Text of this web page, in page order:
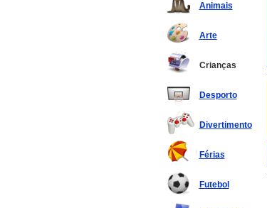
Animais
Arte
Crianças
Desporto
Divertimento
Férias
Futebol